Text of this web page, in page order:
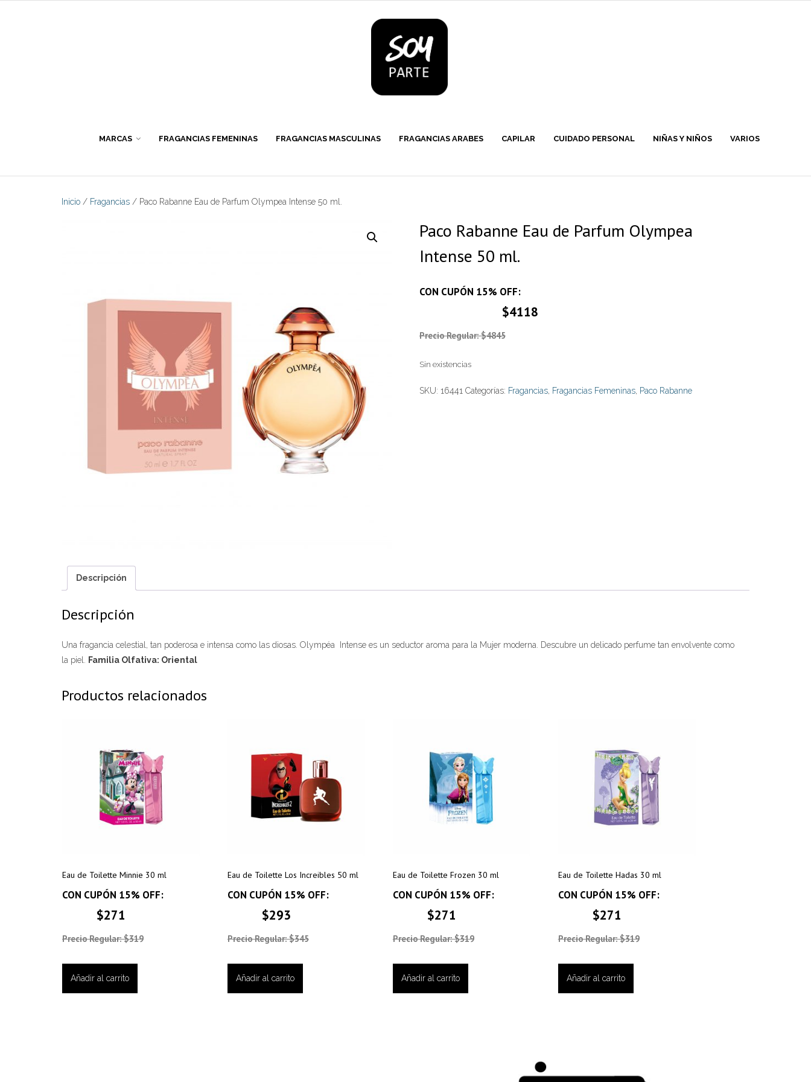
MARCAS FRAGANCIAS FEMENINAS FRAGANCIAS MASCULINAS FRAGANCIAS ARABES CAPILAR CUIDADO PERSONAL NIÑAS Y NIÑOS VARIOS
Inicio / Fragancias / Paco Rabanne Eau de Parfum Olympea Intense 50 ml.
Paco Rabanne Eau de Parfum Olympea
Intense 50 ml.
CON CUPÓN 15% OFF:
$4118
Precio Regular: $4845
Sin existencias
SKU: 16441 Categorías: Fragancias, Fragancias Femeninas, Paco Rabanne
Descripción
Descripción
Una fragancia celestial, tan poderosa e intensa como las diosas. Olympéa Intense es un seductor aroma para la Mujer moderna. Descubre un delicado perfume tan envolvente como
la piel. Familia Olfativa: Oriental
Productos relacionados
Eau de Toilette Minnie 30 ml
CON CUPÓN 15% OFF:
$271
Precio Regular: $319
Añadir al carrito
Eau de Toilette Los Increibles 50 ml
CON CUPÓN 15% OFF:
$293
Precio Regular: $345
Añadir al carrito
Eau de Toilette Frozen 30 ml
CON CUPÓN 15% OFF:
$271
Precio Regular: $319
Añadir al carrito
Eau de Toilette Hadas 30 ml
CON CUPÓN 15% OFF:
$271
Precio Regular: $319
Añadir al carrito